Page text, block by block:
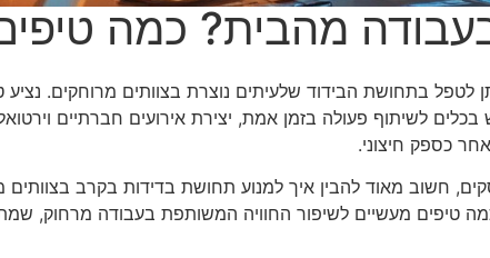
מהבית? כמה
בתחושת הבידוד שלעיתים נוצרת בצוותים מרוחקים. נציע
בכלים לשיתוף פעולה בזמן אמת, יצירת אירועים חברתיים
כספק חיצוני.
חשוב מאוד להבין איך למנוע תחושת בדידות בקרב
טיפים מעשיים לשיפור החוויה המשותפת בעבודה מרחוק,